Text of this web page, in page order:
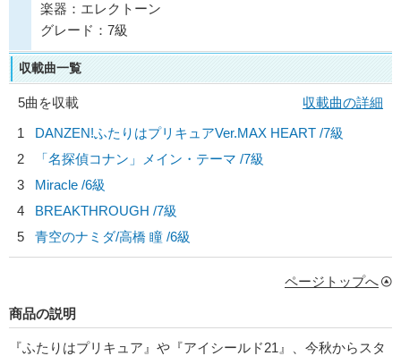
楽器：エレクトーン
グレード：7級
収載曲一覧
5曲を収載
収載曲の詳細
1
DANZEN!ふたりはプリキュアVer.MAX HEART /7級
2
「名探偵コナン」メイン・テーマ /7級
3
Miracle /6級
4
BREAKTHROUGH /7級
5
青空のナミダ/高橋 瞳 /6級
ページトップへ
商品の説明
『ふたりはプリキュア』や『アイシールド21』、今秋からスタ